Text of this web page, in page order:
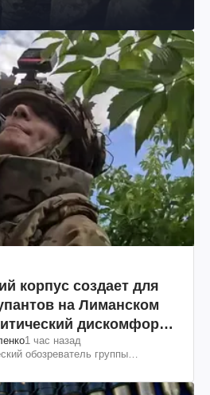
корпус создает для
на Лиманском
дискомфорт:
1 час назад
обозреватель группы